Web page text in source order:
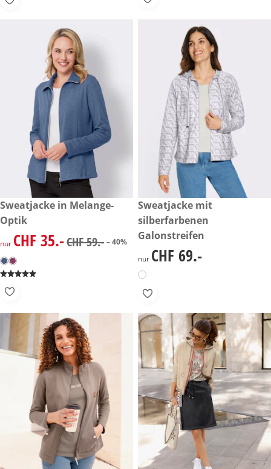
reduzierter Preis CHF 35.-, vorheriger Preis: CHF 59.-
-40%
Sweatjacke in Melange-
Optik
reduzierter Preis CHF 35.-, vorheriger Preis: CHF 59.-
nur CHF 35.-CHF 59.- – 40%
CHF 69.-
Sweatjacke mit
silberfarbenen
Galonstreifen
CHF 69.-
nur CHF 69.-